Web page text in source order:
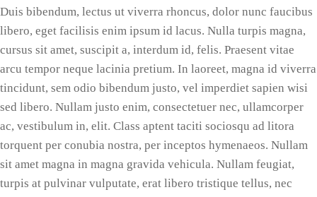
Duis bibendum, lectus ut viverra rhoncus, dolor nunc faucibus
libero, eget facilisis enim ipsum id lacus. Nulla turpis magna,
cursus sit amet, suscipit a, interdum id, felis. Praesent vitae
arcu tempor neque lacinia pretium. In laoreet, magna id viverra
tincidunt, sem odio bibendum justo, vel imperdiet sapien wisi
sed libero. Nullam justo enim, consectetuer nec, ullamcorper
ac, vestibulum in, elit. Class aptent taciti sociosqu ad litora
torquent per conubia nostra, per inceptos hymenaeos. Nullam
sit amet magna in magna gravida vehicula. Nullam feugiat,
turpis at pulvinar vulputate, erat libero tristique tellus, nec